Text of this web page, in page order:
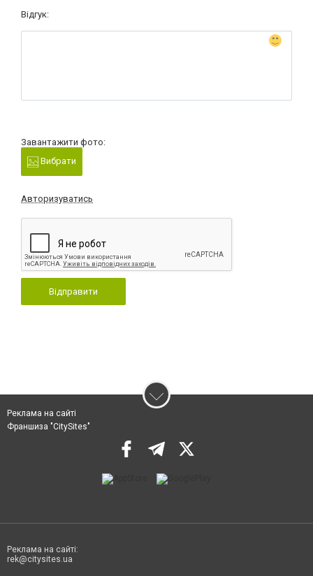
Відгук:
Завантажити фото:
Вибрати
Авторизуватись
Відправити
Реклама на сайті
Франшиза "CitySites"
Реклама на сайті:
rek@citysites.ua